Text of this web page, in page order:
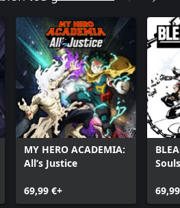
MY HERO ACADEMIA:
All’s Justice
69,99 €+
Souls